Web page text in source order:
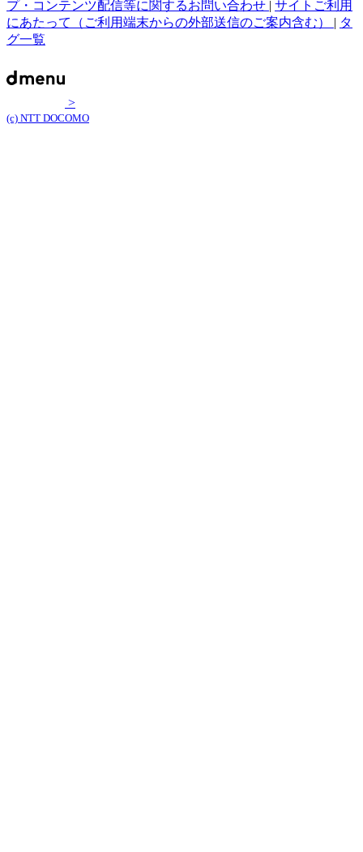
プ・コンテンツ配信等に関するお問い合わせ | サイトご利用
にあたって（ご利用端末からの外部送信のご案内含む） | タ
グ一覧
>
(c) NTT DOCOMO